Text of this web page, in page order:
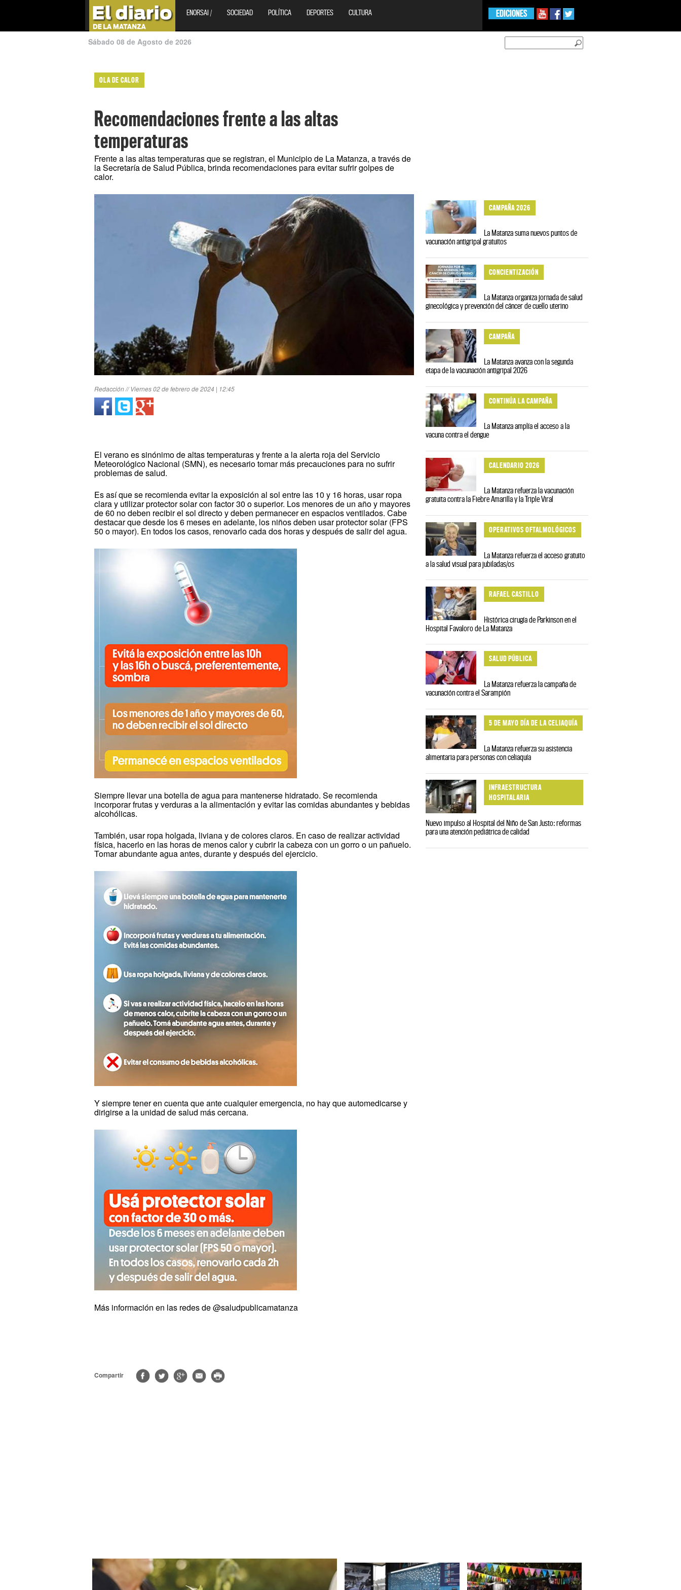
ENORSAI / SOCIEDAD POLÍTICA DEPORTES CULTURA EDICIONES
Sábado 08 de Agosto de 2026
OLA DE CALOR
Recomendaciones frente a las altas
temperaturas
Frente a las altas temperaturas que se registran, el Municipio de La Matanza, a través de
la Secretaría de Salud Pública, brinda recomendaciones para evitar sufrir golpes de
calor.
Redacción // Viernes 02 de febrero de 2024 | 12:45
El verano es sinónimo de altas temperaturas y frente a la alerta roja del Servicio
Meteorológico Nacional (SMN), es necesario tomar más precauciones para no sufrir
problemas de salud.
Es así que se recomienda evitar la exposición al sol entre las 10 y 16 horas, usar ropa
clara y utilizar protector solar con factor 30 o superior. Los menores de un año y mayores
de 60 no deben recibir el sol directo y deben permanecer en espacios ventilados. Cabe
destacar que desde los 6 meses en adelante, los niños deben usar protector solar (FPS
50 o mayor). En todos los casos, renovarlo cada dos horas y después de salir del agua.
Siempre llevar una botella de agua para mantenerse hidratado. Se recomienda
incorporar frutas y verduras a la alimentación y evitar las comidas abundantes y bebidas
alcohólicas.
También, usar ropa holgada, liviana y de colores claros. En caso de realizar actividad
física, hacerlo en las horas de menos calor y cubrir la cabeza con un gorro o un pañuelo.
Tomar abundante agua antes, durante y después del ejercicio.
Y siempre tener en cuenta que ante cualquier emergencia, no hay que automedicarse y
dirigirse a la unidad de salud más cercana.
Más información en las redes de @saludpublicamatanza
Compartir
CAMPAÑA 2026
La Matanza suma nuevos puntos de
vacunación antigripal gratuitos
CONCIENTIZACIÓN
La Matanza organiza jornada de salud
ginecológica y prevención del cáncer de cuello uterino
CAMPAÑA
La Matanza avanza con la segunda
etapa de la vacunación antigripal 2026
CONTINÚA LA CAMPAÑA
La Matanza amplía el acceso a la
vacuna contra el dengue
CALENDARIO 2026
La Matanza refuerza la vacunación
gratuita contra la Fiebre Amarilla y la Triple Viral
OPERATIVOS OFTALMOLÓGICOS
La Matanza refuerza el acceso gratuito
a la salud visual para jubiladas/os
RAFAEL CASTILLO
Histórica cirugía de Parkinson en el
Hospital Favaloro de La Matanza
SALUD PÚBLICA
La Matanza refuerza la campaña de
vacunación contra el Sarampión
5 DE MAYO DÍA DE LA CELIAQUÍA
La Matanza refuerza su asistencia
alimentaria para personas con celiaquía
INFRAESTRUCTURA
HOSPITALARIA
Nuevo impulso al Hospital del Niño de San Justo: reformas
para una atención pediátrica de calidad